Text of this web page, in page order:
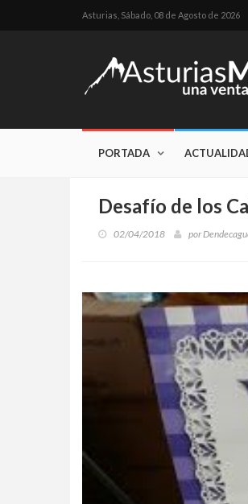
Asturias, Sábado, 08 de Agosto de 2026
PORTADA
Desafío de los
02/04/2018 por